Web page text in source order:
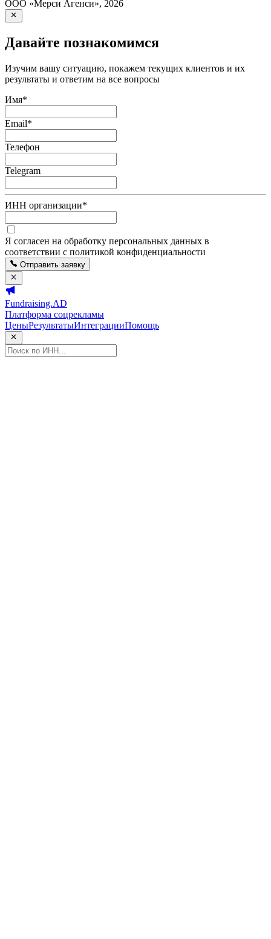
ООО «Мерси Агенси», 2026
Давайте познакомимся
Изучим вашу ситуацию, покажем текущих клиентов и их
результаты и ответим на все вопросы
Имя*
Email*
Телефон
Telegram
ИНН организации*
Я согласен на обработку персональных данных в
соответствии с политикой конфиденциальности
Отправить заявку
Fundraising.AD
Платформа соцрекламы
ЦеныРезультатыИнтеграцииПомощь